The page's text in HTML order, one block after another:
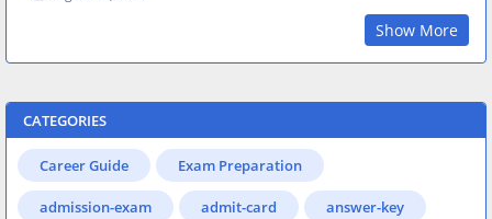
Show More
CATEGORIES
Career Guide Exam Preparation
admission-exam admit-card answer-key